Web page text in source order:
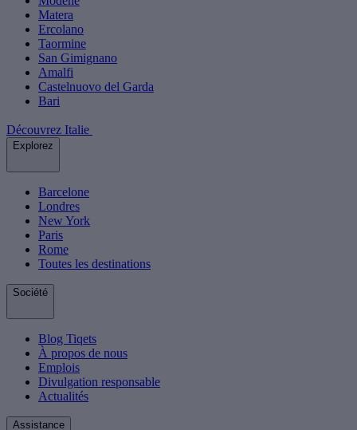
Matera
Ercolano
Taormine
San Gimignano
Amalfi
Castelnuovo del Garda
Bari
Découvrez Italie
Explorez
Barcelone
Londres
New York
Paris
Rome
Toutes les destinations
Société
Blog Tiqets
À propos de nous
Emplois
Divulgation responsable
Actualités
Assistance